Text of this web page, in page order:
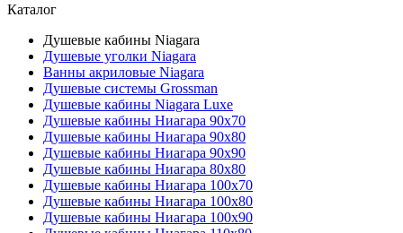
Каталог
Душевые кабины Niagara
Душевые уголки Niagara
Ванны акриловые Niagara
Душевые системы Grossman
Душевые кабины Niagara Luxe
Душевые кабины Ниагара 90x70
Душевые кабины Ниагара 90x80
Душевые кабины Ниагара 90x90
Душевые кабины Ниагара 80x80
Душевые кабины Ниагара 100x70
Душевые кабины Ниагара 100x80
Душевые кабины Ниагара 100x90